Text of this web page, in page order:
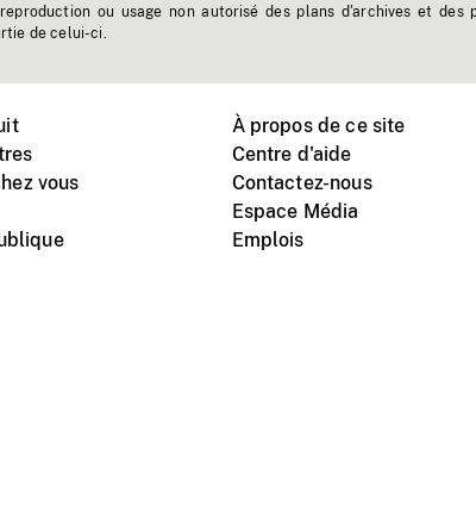
ou usage non autorisé des plans d'archives et des
de celui-ci.
vous
À propos de ce site
Centre d'aide
Contactez-nous
Espace Média
Emplois